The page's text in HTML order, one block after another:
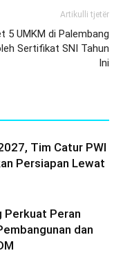
Artikulli tjetër
5 UMKM di Palembang
Sertifikat SNI Tahun
Ini
Tim Catur PWI
Persiapan Lewat
Perkuat Peran
dan